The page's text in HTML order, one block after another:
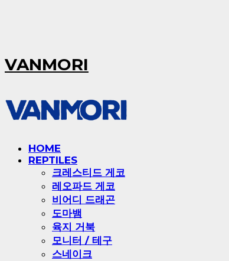
VANMORI
HOME
REPTILES
크레스티드 게코
레오파드 게코
비어디 드래곤
도마뱀
육지 거북
모니터 / 테구
스네이크